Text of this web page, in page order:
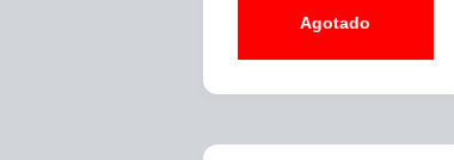
Agotado